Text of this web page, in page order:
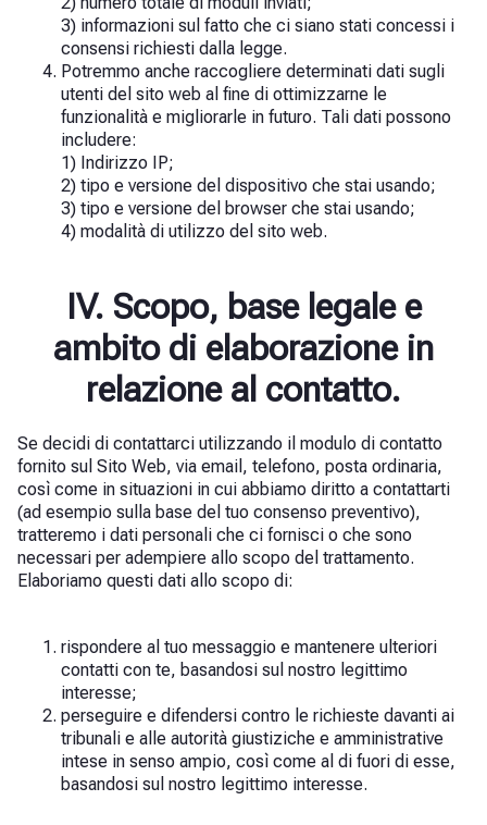
3) informazioni sul fatto che ci siano stati concessi i
consensi richiesti dalla legge.
Potremmo anche raccogliere determinati dati sugli
utenti del sito web al fine di ottimizzarne le
funzionalità e migliorarle in futuro. Tali dati possono
includere:
1) Indirizzo IP;
2) tipo e versione del dispositivo che stai usando;
3) tipo e versione del browser che stai usando;
4) modalità di utilizzo del sito web.
IV. Scopo, base legale e
ambito di elaborazione in
relazione al contatto.
Se decidi di contattarci utilizzando il modulo di contatto
fornito sul Sito Web, via email, telefono, posta ordinaria,
così come in situazioni in cui abbiamo diritto a contattarti
(ad esempio sulla base del tuo consenso preventivo),
tratteremo i dati personali che ci fornisci o che sono
necessari per adempiere allo scopo del trattamento.
Elaboriamo questi dati allo scopo di:
rispondere al tuo messaggio e mantenere ulteriori
contatti con te, basandosi sul nostro legittimo
interesse;
perseguire e difendersi contro le richieste davanti ai
tribunali e alle autorità giustiziche e amministrative
intese in senso ampio, così come al di fuori di esse,
basandosi sul nostro legittimo interesse.